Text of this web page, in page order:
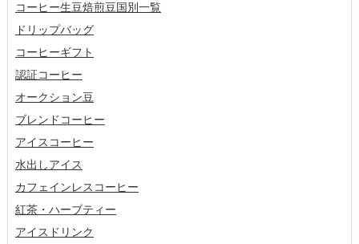
コーヒー生豆焙煎豆国別一覧
ドリップバッグ
コーヒーギフト
認証コーヒー
オークション豆
ブレンドコーヒー
アイスコーヒー
水出しアイス
カフェインレスコーヒー
紅茶・ハーブティー
アイスドリンク